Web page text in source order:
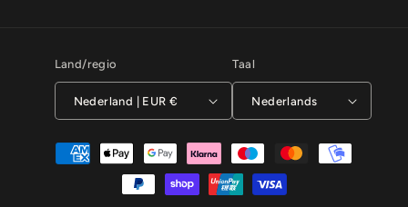
Land/regio
Nederland | EUR €
Taal
Nederlands
Betaalmethoden